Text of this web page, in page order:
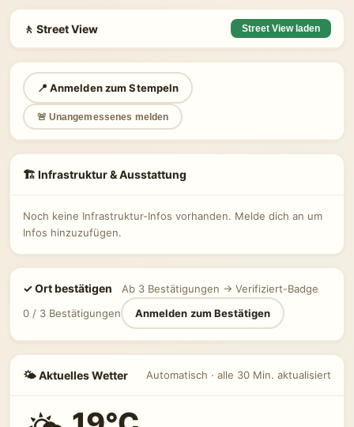
🚶 Street View Street View laden
📍 Anmelden zum Stempeln
🚨 Unangemessenes melden
🏗 Infrastruktur & Ausstattung
Noch keine Infrastruktur-Infos vorhanden. Melde dich an um
Infos hinzuzufügen.
✓ Ort bestätigen
Ab 3 Bestätigungen → Verifiziert-Badge
0 / 3 Bestätigungen
Anmelden zum Bestätigen
🌤 Aktuelles Wetter Automatisch · alle 30 Min. aktualisiert